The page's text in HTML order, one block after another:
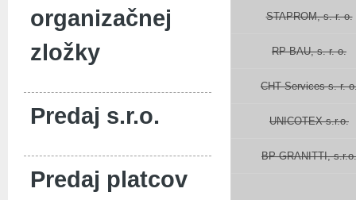
organizačnej
zložky
Predaj s.r.o.
Predaj platcov
STAPROM, s. r. o.
RP BAU, s. r. o.
CHT Services s. r.
UNICOTEX s.r.o.
BP-GRANITTI, s.r.o.